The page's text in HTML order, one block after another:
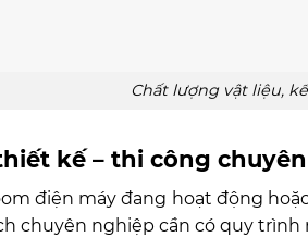
Chất lượng vật liệu,
kế – thi công
điện máy đang hoạt động
chuyên nghiệp cần có quy